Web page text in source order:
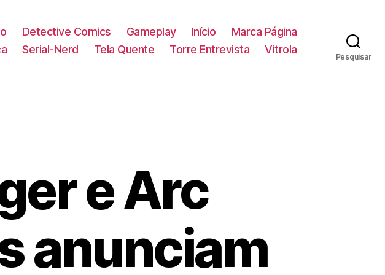
Detective Comics Gameplay Início
Marca Página
Serial-Nerd Tela Quente Torre Entrevista Vitrola
Pesquisar
e Arc
anunciam